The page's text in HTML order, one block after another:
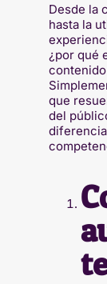
Desde la
hasta la
¿por qué
que
del